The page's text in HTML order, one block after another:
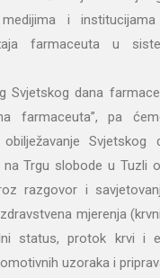
i
farmaceuta u
Svjetskog dana
farmaceuta”, pa
Svjetskog
na Trgu slobode u Tuzli
razgovor i
mjerenja
status, protok krvi i
uzoraka i